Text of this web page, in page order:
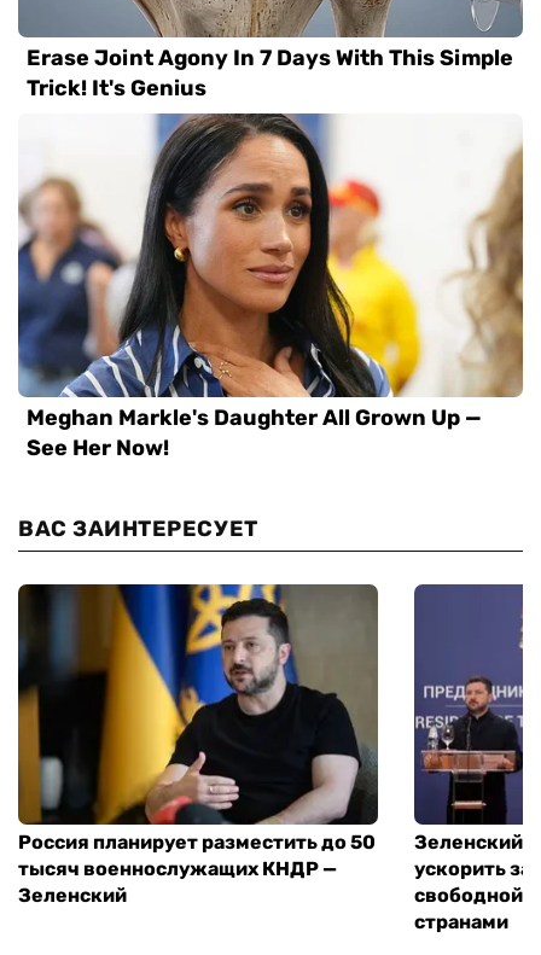
ВАС ЗАИНТЕРЕСУЕТ
Россия планирует разместить до 50
тысяч военнослужащих КНДР —
Зеленский
Зеленский
ускорить
свободной
странами